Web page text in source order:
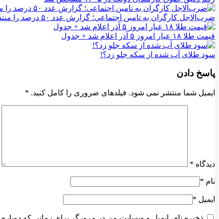
ضرب‌الاجل کارگران به تامین اجتماعی؛ گزارش عدد ۵۰ درصد را منتشر کنید
قیمت طلا ۱۸ عیار امروز ۵ آذر اعلام شد + جدول
سود طلای آب شده از سکه جلو زد؟!
پاسخ دادن
ایمیل شما منتشر نمی شود. فیلدهای ضروری را کامل کنید. *
دیدگاه *
نام *
ایمیل *